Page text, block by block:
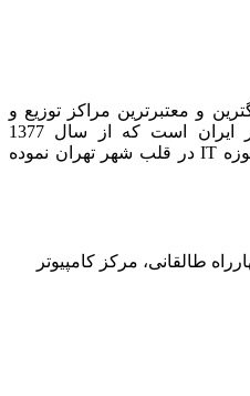
و معتبرترین مراکز توزیع و
فروش محصولات کامپیوتری در ایران است که از سال 1377
تاسیس و شروع به فعالیت در حوزه IT در قلب شهر تهران نموده
طالقانی، مرکز کامپیوتر